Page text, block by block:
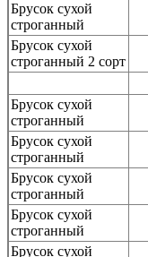
Брусок сухой
строганный
Брусок сухой
строганный 2 сорт
Брусок сухой
строганный
Брусок сухой
строганный
Брусок сухой
строганный
Брусок сухой
строганный
Брусок сухой